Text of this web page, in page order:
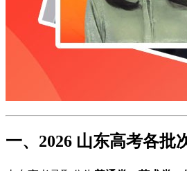
一、2026 山东高考各批